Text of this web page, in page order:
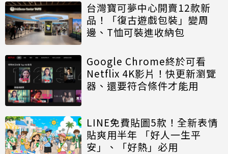
台灣寶可夢中心開賣12款新
品！「復古遊戲包裝」變周
邊、T恤可裝進收納包
Google Chrome終於可看
Netflix 4K影片！快更新瀏覽
器、還要符合條件才能用
LINE免費貼圖5款！全新表情
貼爽用半年 「好人一生平
安」、「好熱」必用